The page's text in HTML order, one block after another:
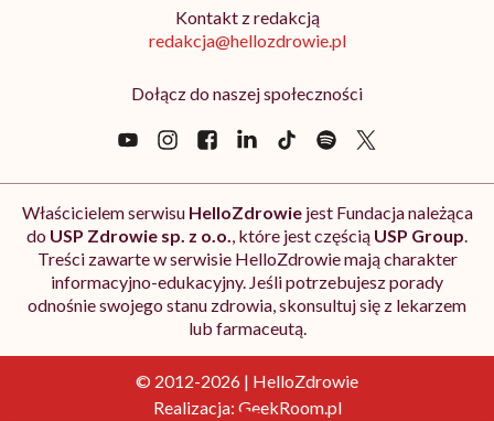
Kontakt z redakcją
redakcja@hellozdrowie.pl
Dołącz do naszej społeczności
Właścicielem serwisu HelloZdrowiejest Fundacja należąca
do USP Zdrowie sp. z o.o., które jest częścią USP Group.
Treści zawarte w serwisie HelloZdrowie mają charakter
informacyjno-edukacyjny. Jeśli potrzebujesz porady
odnośnie swojego stanu zdrowia, skonsultuj się z lekarzem
lub farmaceutą.
© 2012-2026 | HelloZdrowie
Realizacja: GeekRoom.pl